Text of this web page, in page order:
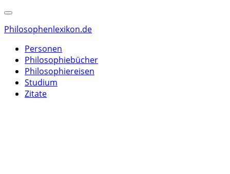
Philosophenlexikon.de
Personen
Philosophiebücher
Philosophiereisen
Studium
Zitate